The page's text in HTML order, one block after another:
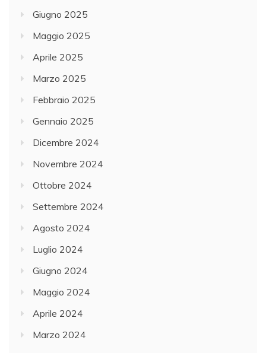
Giugno 2025
Maggio 2025
Aprile 2025
Marzo 2025
Febbraio 2025
Gennaio 2025
Dicembre 2024
Novembre 2024
Ottobre 2024
Settembre 2024
Agosto 2024
Luglio 2024
Giugno 2024
Maggio 2024
Aprile 2024
Marzo 2024